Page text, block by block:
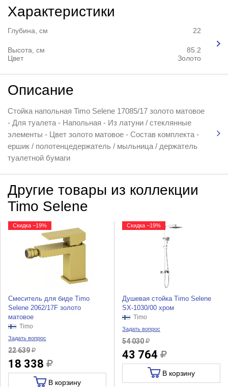
Характеристики
Глубина, см 22
Высота, см
85.2
Цвет
Золото
Описание
Стойка напольная Timo Selene 17085/17 золото матовое
- Для туалета - Напольная - Из латуни / стеклянные
элементы - Цвет золото матовое - Состав комплекта -
ершик / полотенцедержатель / мыльница / держатель
туалетной бумаги
Другие товары из коллекции
Timo Selene
Скидка −19%
Смеситель для биде Timo
Selene 2062/17F золото
матовое
Timo
Задать вопрос
22 639
18 338
В корзину
Скидка −19%
Душевая стойка Timo Selene
SX-1030/00 хром
Timo
Задать вопрос
54 030
43 764
В корзину